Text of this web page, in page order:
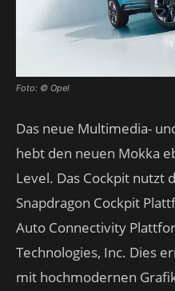
Foto: © Opel
Das neue Multimedia-
hebt den neuen Mokka
Level. Das Cockpit nutzt
Snapdragon Cockpit
Auto Connectivity
Technologies, Inc. Dies
mit hochmodernen